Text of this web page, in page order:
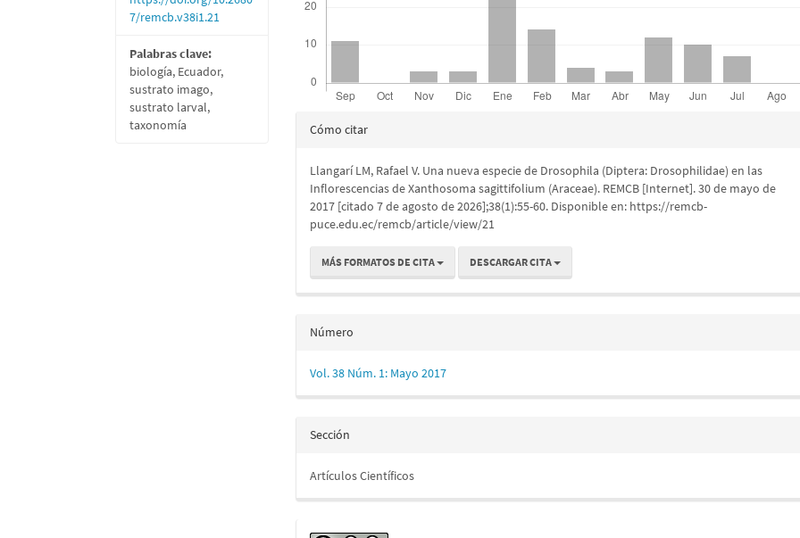
7/remcb.v38i1.21
Palabras clave:
biología, Ecuador,
sustrato imago,
sustrato larval,
taxonomía
Detalles
artículo
Cómo citar
Llangarí LM, Rafael V. Una nueva especie de Drosophila (Diptera: Drosophilidae) en las
Inflorescencias de Xanthosoma sagittifolium (Araceae). REMCB [Internet]. 30 de mayo de
2017 [citado 7 de agosto de 2026];38(1):55-60. Disponible en: https://remcb-
puce.edu.ec/remcb/article/view/21
MÁS FORMATOS DE CITA DESCARGAR CITA
Número
Vol. 38 Núm. 1: Mayo 2017
Sección
Artículos Científicos